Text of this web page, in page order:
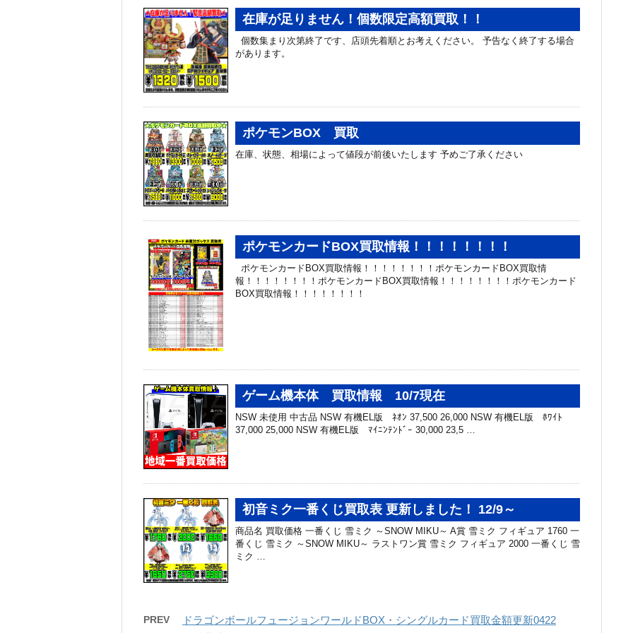
在庫が足りません！個数限定高額買取！！
個数集まり次第終了です、店頭先着順とお考えください。 予告なく終了する場合
があります。
ポケモンBOX 買取
在庫、状態、相場によって値段が前後いたします 予めご了承ください
ポケモンカードBOX買取情報！！！！！！！！
ポケモンカードBOX買取情報！！！！！！！！ポケモンカードBOX買取情
報！！！！！！！！ポケモンカードBOX買取情報！！！！！！！！ポケモンカード
BOX買取情報！！！！！！！！
ゲーム機本体 買取情報 10/7現在
NSW 未使用 中古品 NSW 有機EL版 ﾈｵﾝ 37,500 26,000 NSW 有機EL版 ﾎﾜｲﾄ
37,000 25,000 NSW 有機EL版 ﾏｲﾆﾝﾃﾝﾄﾞｰ 30,000 23,5 …
初音ミク一番くじ買取表 更新しました！ 12/9～
商品名 買取価格 一番くじ 雪ミク ～SNOW MIKU～ A賞 雪ミク フィギュア 1760 一
番くじ 雪ミク ～SNOW MIKU～ ラストワン賞 雪ミク フィギュア 2000 ⼀番くじ 雪
ミク …
PREV ドラゴンボールフュージョンワールドBOX・シングルカード買取金額更新0422